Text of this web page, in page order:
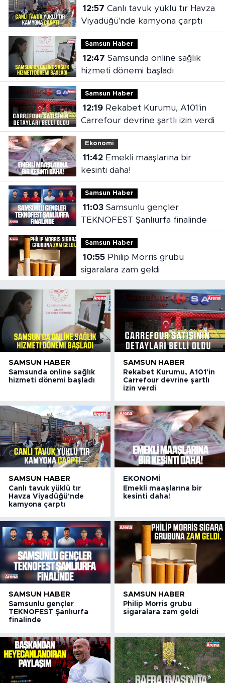
12:57
Viyadüğü'nde kamyona çarptı
Samsun Haber
12:47
hizmeti dönemi başladı
Samsun Haber
12:19Rekabet Kurumu, A101'in
Carrefour devrine şartlı izin verdi
Ekonomi
11:42Emekli maaşlarına bir
kesinti daha!
Samsun Haber
11:03Samsunlu gençler
TEKNOFEST Şanlıurfa finalinde
Samsun Haber
10:55Philip Morris grubu
sigaralara zam geldi
SAMSUN HABER
Samsunda online sağlık
hizmeti dönemi başladı
SAMSUN HABER
Rekabet Kurumu, A101'in
Carrefour devrine şartlı
izin verdi
SAMSUN HABER
Canlı tavuk yüklü tır
Havza Viyadüğü'nde
kamyona çarptı
EKONOMI
Emekli maaşlarına bir
kesinti daha!
SAMSUN HABER
Samsunlu gençler
TEKNOFEST Şanlıurfa
finalinde
SAMSUN HABER
Philip Morris grubu
sigaralara zam geldi